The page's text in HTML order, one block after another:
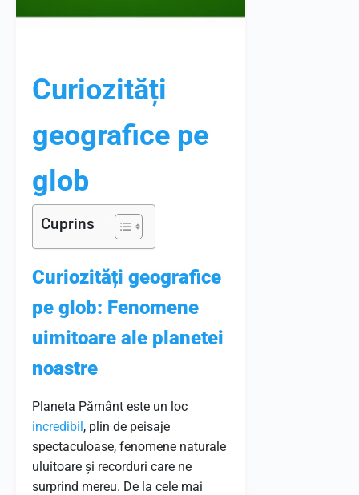
Curiozități
geografice pe
glob
Cuprins
Curiozități geografice
pe glob: Fenomene
uimitoare ale planetei
noastre
Planeta Pământ este un loc
incredibil, plin de peisaje
spectaculoase, fenomene naturale
uluitoare și recorduri care ne
surprind mereu. De la cele mai